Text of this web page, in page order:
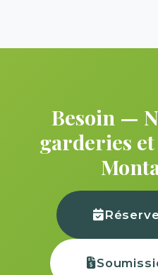
Besoin —
garderies et